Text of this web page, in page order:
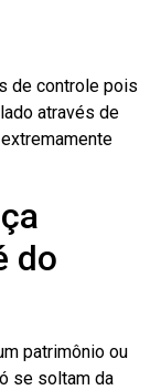
de controle pois
através de
do
patrimônio ou
se soltam da